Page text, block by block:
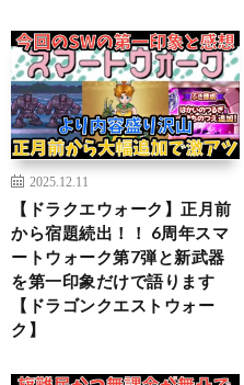
2025.12.11
【ドラクエウォーク】正月前
から宿題続出！！ 6周年スマ
ートウォーク第7弾と新武器
を第一印象だけで語ります
【ドラゴンクエストウォー
ク】